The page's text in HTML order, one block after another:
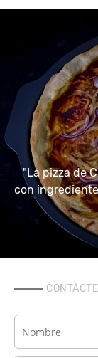
"La pizza de
con